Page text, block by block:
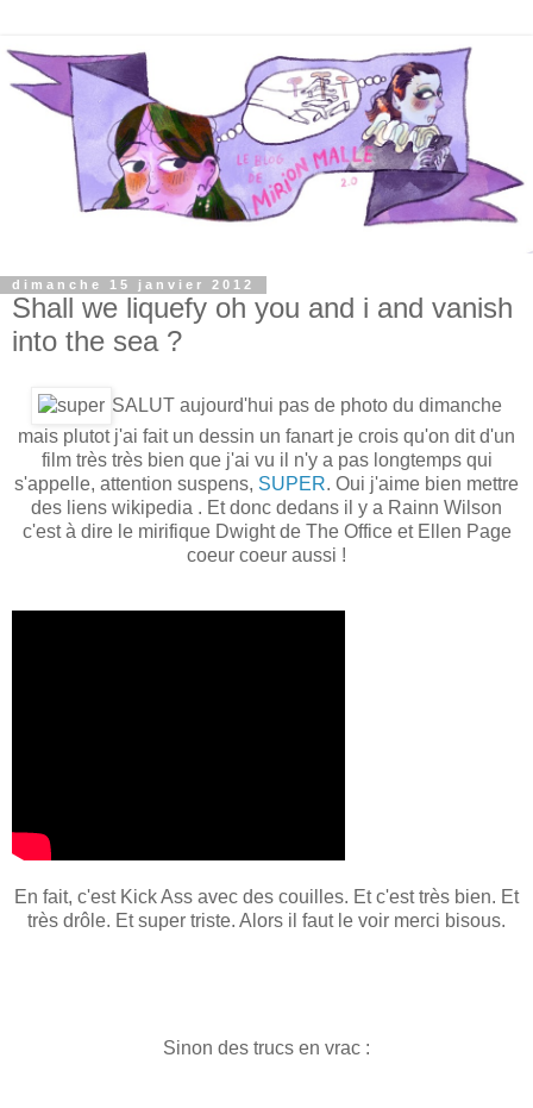
dimanche 15 janvier 2012
Shall we liquefy oh you and i and vanish
into the sea ?
SALUT aujourd'hui pas de photo du dimanche
mais plutot j'ai fait un dessin un fanart je crois qu'on dit d'un
film très très bien que j'ai vu il n'y a pas longtemps qui
s'appelle, attention suspens, SUPER. Oui j'aime bien mettre
des liens wikipedia . Et donc dedans il y a Rainn Wilson
c'est à dire le mirifique Dwight de The Office et Ellen Page
coeur coeur aussi !
En fait, c'est Kick Ass avec des couilles. Et c'est très bien. Et
très drôle. Et super triste. Alors il faut le voir merci bisous.
Sinon des trucs en vrac :